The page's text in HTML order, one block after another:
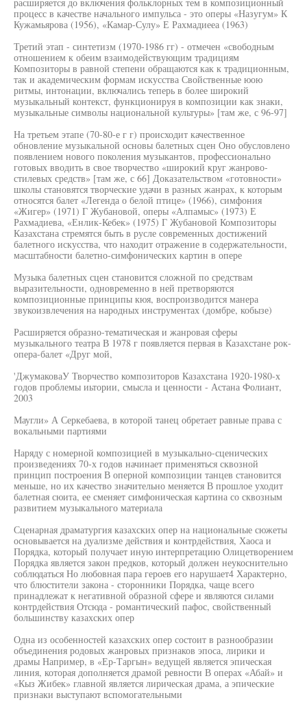
процесс в качестве начального импульса - это оперы «Назугум» К
Кужамьярова (1956), «Камар-Сулу» Е Рахмадиееа (1963)
Третий этап - синтетизм (1970-1986 гг) - отмечен «свободным
отношением к обеим взаимодействующим традициям
Композиторы в равной степени обращаются как к традиционным,
так и академическим формам искусства Свойственные юою
ритмы, интонации, включались теперь в более широкий
музыкальный контекст, функционируя в композиции как знаки,
музыкальные символы национальной культуры» [там же, с 96-97]
На третьем этапе (70-80-е г г) происходит качественное
обновление музыкальной основы балетных сцен Оно обусловлено
появлением нового поколения музыкантов, профессионально
готовых вводить в свое творчество «широкий круг жанрово-
стилевых средств» [там же, с 66] Доказательством «готовности»
школы становятся творческие удачи в разных жанрах, к которым
относятся балет «Легенда о белой птице» (1966), симфония
«Жигер» (1971) Г Жубановой, оперы «Алпамыс» (1973) Е
Рахмадиева, «Енлик-Кебек» (1975) Г Жубановой Композиторы
Казахстана стремятся быть в русле современных достижений
балетного искусства, что находит отражение в содержательности,
масштабности балетно-симфонических картин в опере
Музыка балетных сцен становится сложной по средствам
выразительности, одновременно в ней претворяются
композиционные принципы кюя, воспроизводится манера
звукоизвлечения на народных инструментах (домбре, кобызе)
Расширяется образно-тематическая и жанровая сферы
музыкального театра В 1978 г появляется первая в Казахстане рок-
опера-балет «Друг мой,
'ДжумаковаУ Творчество композиторов Казахстана 1920-1980-х
годов проблемы иьтории, смысла и ценности - Астана Фолиант,
2003
Маугли» А Серкебаева, в которой танец обретает равные права с
вокальными партиями
Наряду с номерной композицией в музыкально-сценических
произведениях 70-х годов начинает применяться сквозной
принцип построения В оперной композиции танцев становится
меньше, но их качество значительно меняется В прошлое уходит
балетная сюита, ее сменяет симфоническая картина со сквозным
развитием музыкального материала
Сценарная драматургия казахских опер на национальные сюжеты
основывается на дуализме действия и контрдействия, Хаоса и
Порядка, который получает иную интерпретацию Олицетворением
Порядка является закон предков, который должен неукоснительно
соблюдаться Но любовная пара героев его нарушает4 Характерно,
что блюстители закона - сторонники Порядка, чаще всего
принадлежат к негативной образной сфере и являются силами
контрдействия Отсюда - романтический пафос, свойственный
большинству казахских опер
Одна из особенностей казахских опер состоит в разнообразии
объединения родовых жанровых признаков эпоса, лирики и
драмы Например, в «Ер-Таргын» ведущей является эпическая
линия, которая дополняется драмой ревности В операх «Абай» и
«Кыз Жибек» главной является лирическая драма, а эпические
признаки выступают вспомогательными